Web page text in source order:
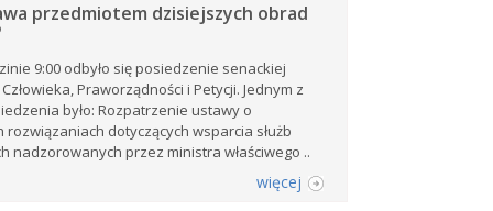
przedmiotem dzisiejszych obrad
9:00 odbyło się posiedzenie senackiej
Praworządności i Petycji. Jednym z
było: Rozpatrzenie ustawy o
rozwiązaniach dotyczących wsparcia służb
nadzorowanych przez ministra właściwego ..
więcej